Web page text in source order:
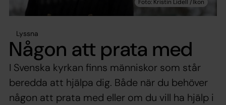
Lyssna
Någon att prata med
I Svenska kyrkan finns människor som står
beredda att hjälpa dig. Både när du behöver
någon att prata med eller om du vill ha hjälp i